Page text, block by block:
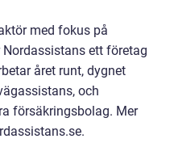
med fokus på
ett företag
året runt, dygnet
och
försäkringsbolag. Mer